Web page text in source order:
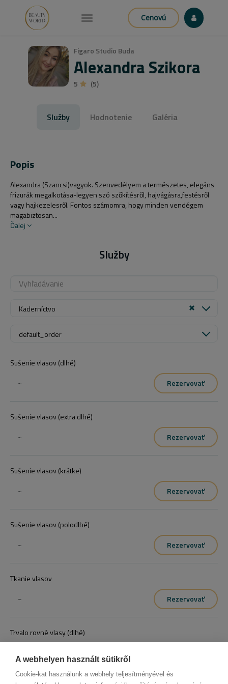
A webhelyen használt sütikről
Cookie-kat használunk a webhely teljesítményével és
Cenovú
Figaro Studio Buda
Alexandra Szikora
5 (5)
Služby Hodnotenie Galéria
Popis
Alexandra (Szancsi)vagyok. Szenvedélyem a természetes, elegáns
frizurák megalkotása-legyen szó szőkítésről, hajvágásra,festésről
vagy hajkezelesről. Fontos számomra, hogy minden vendégem
magabiztosan...
Ďalej
Služby
Kaderníctvo
default_order
Sušenie vlasov (dlhé)
~
Rezervovať
Sušenie vlasov (extra dlhé)
~
Rezervovať
Sušenie vlasov (krátke)
~
Rezervovať
Sušenie vlasov (polodlhé)
~
Rezervovať
Tkanie vlasov
~
Rezervovať
Trvalo rovné vlasy (dlhé)